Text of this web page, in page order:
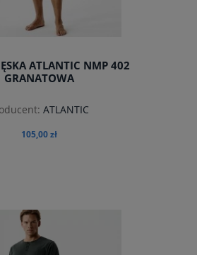
ATLANTIC NMP 402
GRANATOWA
ATLANTIC
105,00 zł
do koszyka